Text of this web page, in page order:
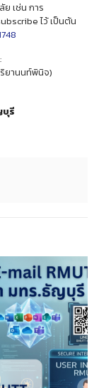
ย เช่น การ
ไว้ เป็นต้น
ยานนท์พินิจ)
บุรี